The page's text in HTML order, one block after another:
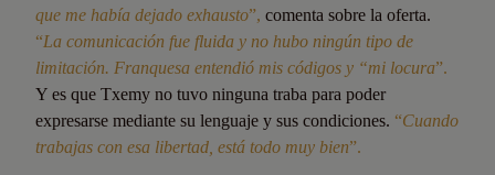
que me había dejado exhausto”, comenta sobre la oferta.
“La comunicación fue fluida y no hubo ningún tipo de
limitación. Franquesa entendió mis códigos y “mi locura”.
Y es que Txemy no tuvo ninguna traba para poder
expresarse mediante su lenguaje y sus condiciones. “Cuando
trabajas con esa libertad, está todo muy bien”.